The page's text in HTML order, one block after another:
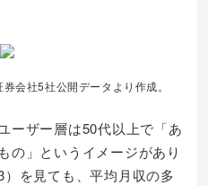
会社5社公開データより作成。
ーザー層は50代以上で「あ
の」というイメージがあり
を見ても、平均月収の多